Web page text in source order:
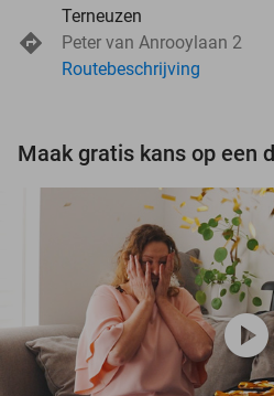
Terneuzen
Peter van Anrooylaan 2
Routebeschrijving
play_circle